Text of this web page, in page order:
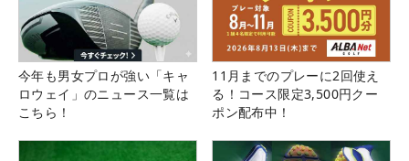
今年も男女プロが強い「キャ
ロウェイ」のニュース一覧は
こちら！
11月までのプレーに2回使え
る！コース限定3,500円クー
ポン配布中！